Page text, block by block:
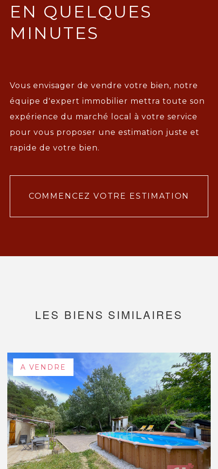
EN QUELQUES
MINUTES
Vous envisager de vendre votre bien, notre
équipe d'expert immobilier mettra toute son
expérience du marché local à votre service
pour vous proposer une estimation juste et
rapide de votre bien.
COMMENCEZ VOTRE ESTIMATION
LES BIENS SIMILAIRES
A VENDRE